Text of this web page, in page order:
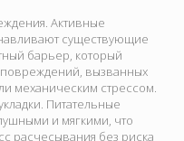
Активные
существующие
барьер, который
вызванных
механическим стрессом.
Питательные
и мягкими, что
расчесывания без риска